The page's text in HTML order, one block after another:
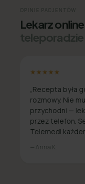
OPINIE PACJENTÓW
Lekarz
teleporadzie
★★★★★
„Recepta była
rozmowy. Nie
przychodni —
przez telefon.
Telemedi
— Anna K.